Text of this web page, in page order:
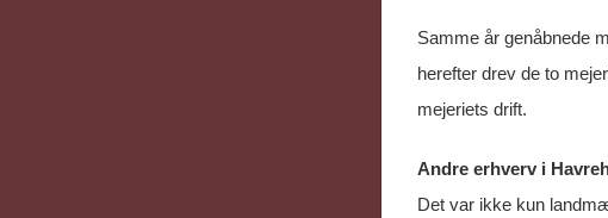
Samme år genåbnede
herefter drev de to
mejeriets drift.
Andre erhverv i
Det var ikke kun